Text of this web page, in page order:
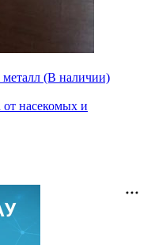
(В наличии)
от насекомых и